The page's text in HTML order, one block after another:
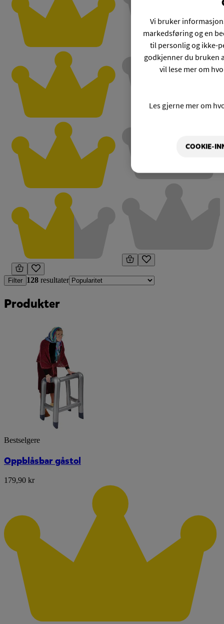
Filter 128 resultater
Produkter
Bestselgere
Oppblåsbar gåstol
179,90 kr
Vi bruker
markedsføring og en
til personlig og ikke-
godkjenner du bruken
vil lese mer om
Les gjerne mer om
COOKIE-